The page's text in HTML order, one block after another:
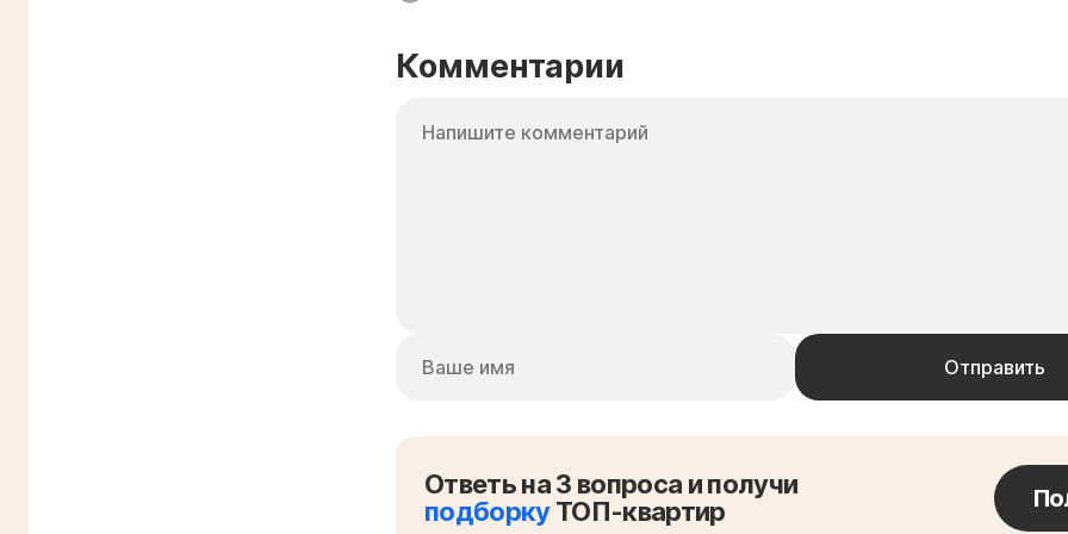
Комментарии
Ответь на 3 вопроса и получи
подборкуТОП-квартир